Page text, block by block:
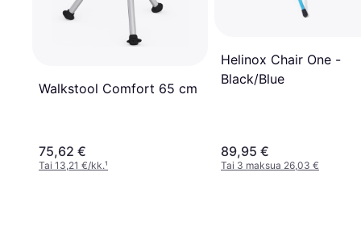
Walkstool Comfort 65 cm
75,62 €
Tai 13,21 €/kk.¹
Helinox Chair One -
Black/Blue
89,95 €
Tai 3 maksua 26,03 €